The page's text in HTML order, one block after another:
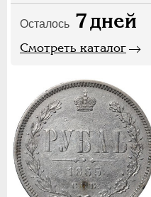
Осталось 7дней
Смотреть каталог